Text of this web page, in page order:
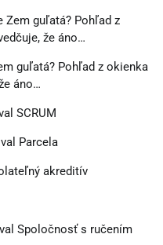
Zem guľatá? Pohľad z
že áno…
guľatá? Pohľad z okienka
áno…
SCRUM
Parcela
akreditív
Spoločnosť s ručením